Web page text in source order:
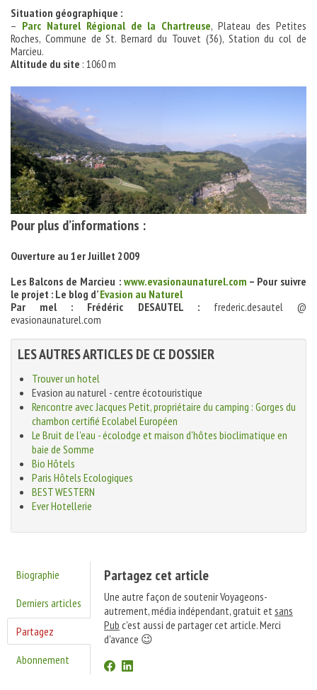
Situation géographique :
– Parc Naturel Régional de la Chartreuse, Plateau des Petites
Roches, Commune de St. Bernard du Touvet (36), Station du col de
Marcieu.
Altitude du site : 1060 m
Pour plus d’informations :
Ouverture au 1er Juillet 2009
Les Balcons de Marcieu : www.evasionaunaturel.com – Pour suivre
le projet : Le blog d’Evasion au Naturel
Par mel : Frédéric DESAUTEL :frederic.desautel @
evasionaunaturel.com
LES AUTRES ARTICLES DE CE DOSSIER
Trouver un hotel
Evasion au naturel - centre écotouristique
Rencontre avec Jacques Petit, propriétaire du camping : Gorges du
chambon certifié Ecolabel Européen
Le Bruit de l'eau - écolodge et maison d'hôtes bioclimatique en
baie de Somme
Bio Hôtels
Paris Hôtels Ecologiques
BEST WESTERN
Ever Hotellerie
Biographie
Derniers articles
Partagez
Abonnement
Partagez cet article
Une autre façon de soutenir Voyageons-
autrement, média indépendant, gratuit et sans
Pub c'est aussi de partager cet article. Merci
d'avance 😉